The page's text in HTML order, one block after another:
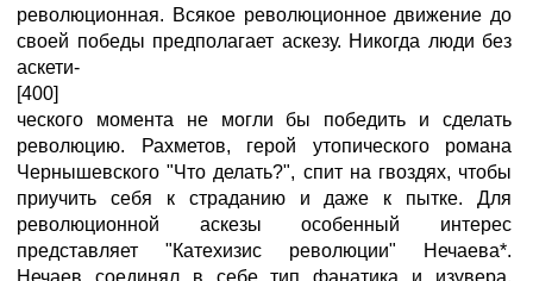
революционная. Всякое революционное движение до
своей победы предполагает аскезу. Никогда люди без
аскети-
[400]
ческого момента не могли бы победить и сделать
революцию. Рахметов, герой утопического романа
Чернышевского "Что делать?", спит на гвоздях, чтобы
приучить себя к страданию и даже к пытке. Для
революционной аскезы особенный интерес
представляет "Катехизис революции" Нечаева*.
Нечаев соединял в себе тип фанатика и изувера,